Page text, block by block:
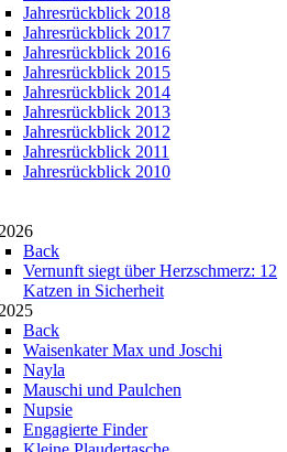
Jahresrückblick 2018
Jahresrückblick 2017
Jahresrückblick 2016
Jahresrückblick 2015
Jahresrückblick 2014
Jahresrückblick 2013
Jahresrückblick 2012
Jahresrückblick 2011
Jahresrückblick 2010
Back
Vernunft siegt über Herzschmerz: 12
Katzen in Sicherheit
Back
Waisenkater Max und Joschi
Nayla
Mauschi und Paulchen
Nupsie
Engagierte Finder